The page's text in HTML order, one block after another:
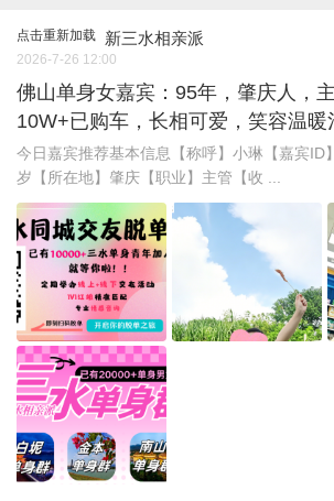
点击重新加载 新三水相亲派
2026-7-26 12:00
佛山单身女嘉宾：95年，肇庆人，
10W+已购车，长相可爱，笑容温暖
今日嘉宾推荐基本信息【称呼】小琳【嘉宾ID
岁【所在地】肇庆【职业】主管【收 ...